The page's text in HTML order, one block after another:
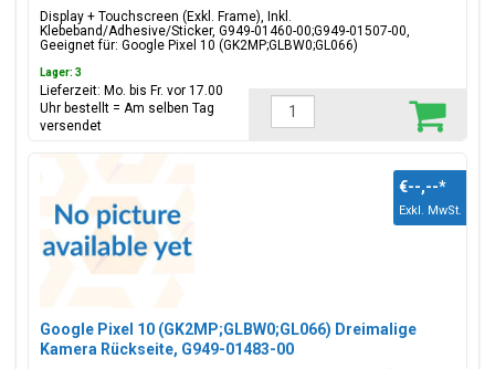
01507-00
Display + Touchscreen (Exkl. Frame), Inkl.
Klebeband/Adhesive/Sticker, G949-01460-00;G949-01507-00,
Geeignet für: Google Pixel 10 (GK2MP;GLBW0;GL066)
Lager: 3
Lieferzeit: Mo. bis Fr. vor 17.00
Uhr bestellt = Am selben Tag
versendet
Google Pixel 10 (GK2MP;GLBW0;GL066) Dreimalige
Kamera Rückseite, G949-01483-00
€--,--*
Exkl. MwSt.